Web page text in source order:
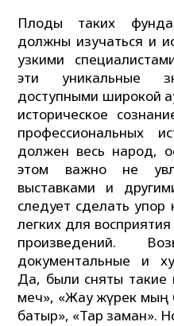
Плоды таких
должны изучаться и
узкими
эти уникальные
доступными широкой
историческое
профессиональных
должен весь народ,
этом важно не
выставками и
следует сделать упор
легких для
произведений.
документальные и
Да, были сняты такие
меч», «Жау жүрек мың
батыр», «Тар заман».